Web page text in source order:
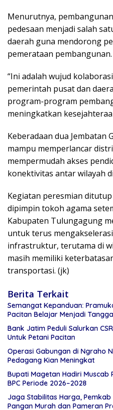
Menurutnya,
pedesaan menjadi salah
daerah guna mendorong
pemerataan pembangunan.
“Ini adalah wujud
pemerintah pusat dan
program-program
meningkatkan
Keberadaan dua Jembatan
mampu memperlancar
mempermudah akses
konektivitas antar wilayah
Kegiatan peresmian
dipimpin tokoh agama
Kabupaten Tulungagung
untuk terus
infrastruktur, terutama di
masih memiliki
transportasi. (jk)
Berita Terkait
Semangat Kepanduan:
Pacitan Belajar Menjadi
Bank Jatim Peduli Salurkan
Untuk Petani Pacitan
Operasi Gabungan di Ngraho
Pedagang Kian Meningkat
Bupati Magetan Hadiri Muscab
BPC Periode 2026–2028
Jaga Stabilitas Harga,
Pangan Murah dan Pameran